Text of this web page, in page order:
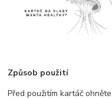
Způsob použití
Před použitím kartáč